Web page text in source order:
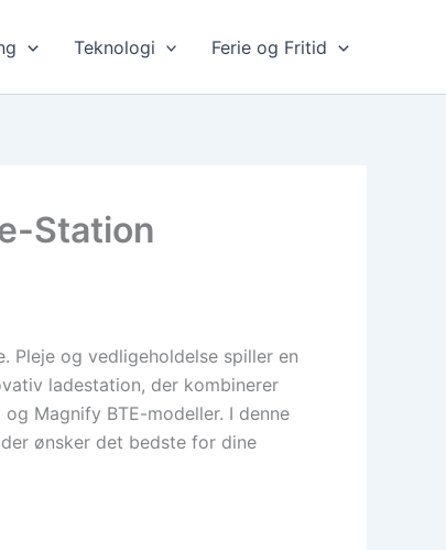
Teknologi Ferie og Fritid
Station
Pleje og vedligeholdelse spiller en
ladestation, der kombinerer
Magnify BTE-modeller. I denne
ønsker det bedste for dine